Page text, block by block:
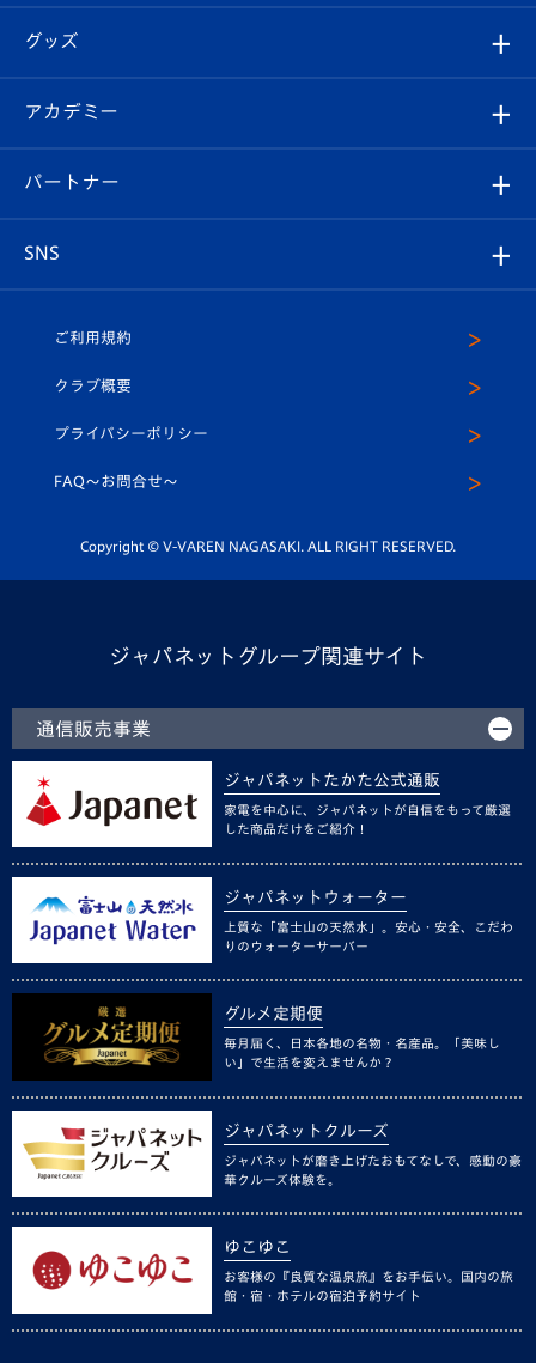
チケット
イベント
メディア
ホームタウン
スタッフプロフィール
マスコット紹介
平和祈念活動
ホームタウン活動
はじめての観戦ガイド
Revive Team
ヴィヴィくんの長崎おもてなしガイド
フォトギャラリー
スタジアムグルメ
チケット
V-LOVERS（ファンクラブ）
プレイヤーズスイート
グッズ
オンラインショップ
店舗情報
アカデミー
育成からのお知らせ
U-18
スクール
パートナー
SNS
ヴィヴィくんインスタグラム
公式LINE＠
ご利用規約
クラブ概要
プライバシーポリシー
FAQ〜お問合せ〜
Copyright © V-VAREN NAGASAKI. ALL RIGHT RESERVED.
ジャパネットグループ関連サイト
通信販売事業
ジャパネットたかた公式通販
家電を中心に、ジャパネットが自信をもって厳選
した商品だけをご紹介！
ジャパネットウォーター
上質な「富士山の天然水」。安心・安全、こだわ
りのウォーターサーバー
グルメ定期便
毎月届く、日本各地の名物・名産品。「美味し
い」で生活を変えませんか？
ジャパネットクルーズ
ジャパネットが磨き上げたおもてなしで、感動の豪
華クルーズ体験を。
ゆこゆこ
お客様の『良質な温泉旅』をお手伝い。国内の旅
館・宿・ホテルの宿泊予約サイト